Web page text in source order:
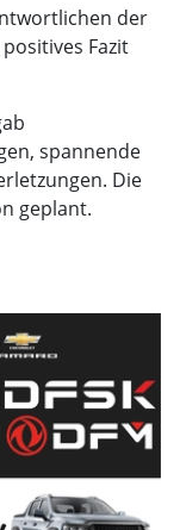
der
Fazit
spannende
Die
geplant.